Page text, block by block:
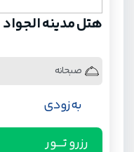
هتل مدینه الجواد
صبحانه
به زودی
رزرو تـــور